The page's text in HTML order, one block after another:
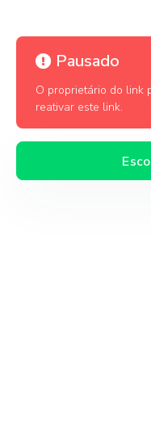
Pausado
O proprietário do link
reativar este link.